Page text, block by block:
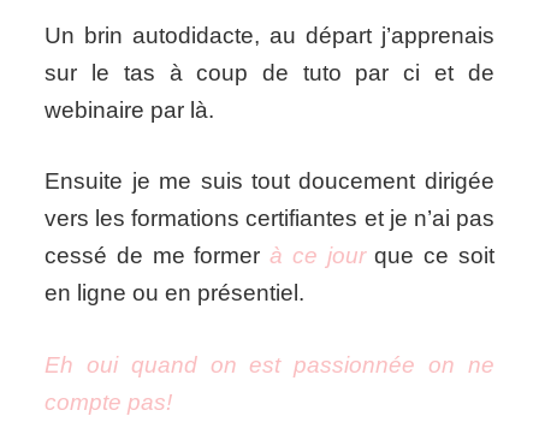
Un brin autodidacte, au départ j’apprenais
sur le tas à coup de tuto par ci et de
webinaire par là.
Ensuite je me suis tout doucement dirigée
vers les formations certifiantes et je n’ai pas
cessé de me formerà ce jourque ce soit
en ligne ou en présentiel.
Eh oui quand on est passionnée on ne
compte pas!